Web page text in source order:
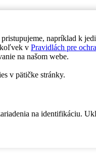
napríklad k
v Pravidlách pre
na našom webe.
v pätičke stránky.
na identifikáciu.